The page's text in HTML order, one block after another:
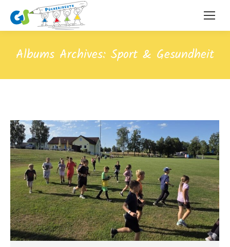
Albums Archives: Sport & Gesundheit